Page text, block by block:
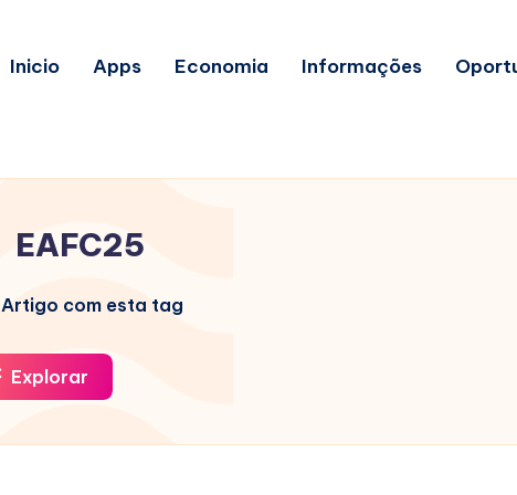
Inicio Apps Economia Informações
EAFC25
Artigo com esta tag
Explorar